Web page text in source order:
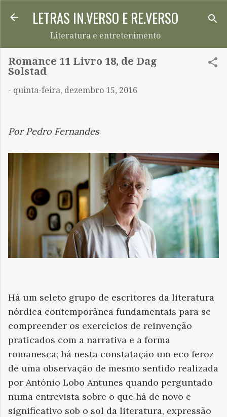
Pular para o conteúdo principal
LETRAS IN.VERSO E RE.VERSO
Literatura e entretenimento
Romance 11 Livro 18, de Dag
Solstad
- quinta-feira, dezembro 15, 2016
Por Pedro Fernandes
Há um seleto grupo de escritores da literatura
nórdica contemporânea fundamentais para se
compreender os exercícios de reinvenção
praticados com a narrativa e a forma
romanesca; há nesta constatação um eco feroz
de uma observação de mesmo sentido realizada
por António Lobo Antunes quando perguntado
numa entrevista sobre o que há de novo e
significativo sob o sol da literatura, expressão